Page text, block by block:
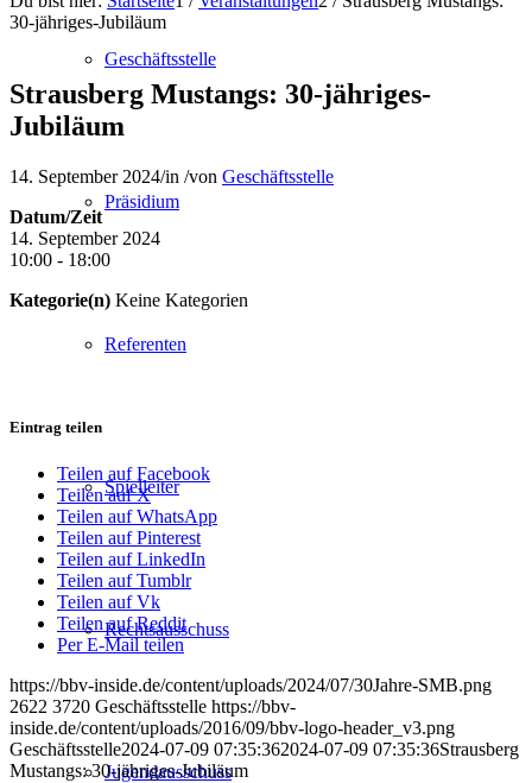
Geschäftsstelle
Präsidium
Referenten
Spielleiter
Rechtsausschuss
Jugendausschuss
30-jähriges-Jubiläum
Strausberg Mustangs: 30-jähriges-
Jubiläum
14. September 2024/in /von Geschäftsstelle
Datum/Zeit
14. September 2024
10:00 - 18:00
Kategorie(n) Keine Kategorien
Eintrag teilen
Teilen auf Facebook
Teilen auf X
Teilen auf WhatsApp
Teilen auf Pinterest
Teilen auf LinkedIn
Teilen auf Tumblr
Teilen auf Vk
Teilen auf Reddit
Per E-Mail teilen
https://bbv-inside.de/content/uploads/2024/07/30Jahre-SMB.png
2622 3720 Geschäftsstelle https://bbv-
inside.de/content/uploads/2016/09/bbv-logo-header_v3.png
Geschäftsstelle2024-07-09 07:35:362024-07-09 07:35:36Strausberg
Mustangs: 30-jähriges-Jubiläum